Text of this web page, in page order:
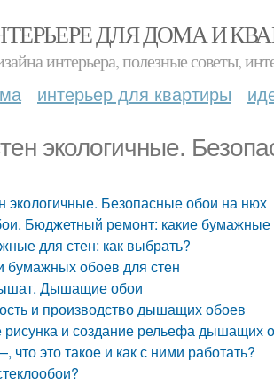
ДЛЯ ДОМА И
интерьера, полезные советы,
интерьер для квартиры
экологичные.
экологичные. Безопасные обои на нюх
Бюджетный ремонт: какие бумажные
для стен: как выбрать?
бумажных обоев для стен
Дышащие обои
и производство дышащих обоев
рисунка и создание рельефа дышащих
что это такое и как с ними работать?